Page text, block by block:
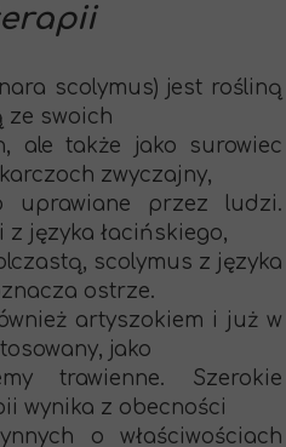
scolymus) jest rośliną
ze swoich
ale także jako surowiec
zwyczajny,
uprawiane przez ludzi.
języka łacińskiego,
scolymus z języka
ostrze.
artyszokiem i już w
jako
trawienne. Szerokie
wynika z obecności
o właściwościach